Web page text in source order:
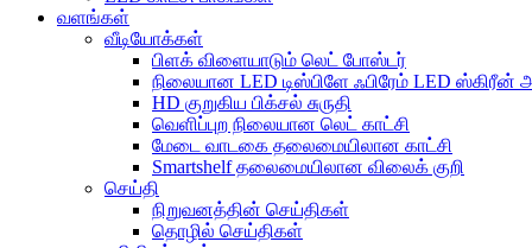
வளங்கள்
வீடியோக்கள்
பிளக் விளையாடும் லெட் போஸ்டர்
நிலையான LED டிஸ்பிளே ஃபிரேம் LED
HD குறுகிய பிக்சல் சுருதி
வெளிப்புற நிலையான லெட் காட்சி
மேடை வாடகை தலைமையிலான காட்சி
Smartshelf தலைமையிலான விலைக் குறி
செய்தி
நிறுவனத்தின் செய்திகள்
தொழில் செய்திகள்